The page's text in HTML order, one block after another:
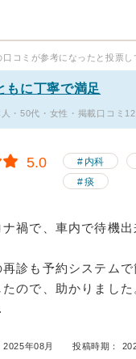
口コミが参考になったと投票し
もに丁寧で満足
人・50代・女性・掲載口コミ
5.0
内科
痰
禍で、車内で待機
診も予約システム
ので、助かりました
2025年08月 投稿時期：